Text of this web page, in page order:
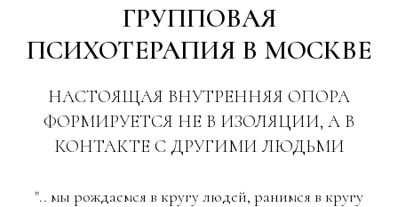
ГРУППОВАЯ
ПСИХОТЕРАПИЯ В МОСКВЕ
НАСТОЯЩАЯ ВНУТРЕННЯЯ ОПОРА
ФОРМИРУЕТСЯ НЕ В ИЗОЛЯЦИИ, А В
КОНТАКТЕ С ДРУГИМИ ЛЮДЬМИ
".. мы рождаемся в кругу людей, ранимся в кругу